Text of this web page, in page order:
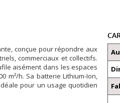
conçue pour répondre aux
commerciaux et collectifs.
aisément dans les espaces
m²/h. Sa batterie Lithium-Ion,
pour un usage quotidien